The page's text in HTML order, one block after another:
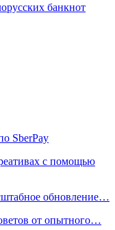
банкнот
SberPay
с помощью
обновление…
от опытного…